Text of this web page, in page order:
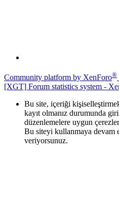
Community platform by XenForo®
[XGT] Forum statistics system -
Bu site, içeriği
kayıt olmanız durumunda
düzenlemelere uygun
Bu siteyi kullanmaya devam
veriyorsunuz.